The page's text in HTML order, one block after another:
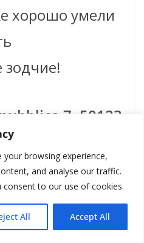
browsing experience,
and analyse our traffic.
consent to our use of cookies.
All Accept All
хорошо умели
зодчие!
7, 50123
Что делать: